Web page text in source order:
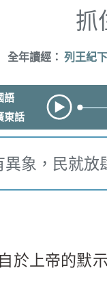
抓
全年讀經：列王紀
語
東話
異象，民就
於上帝的默